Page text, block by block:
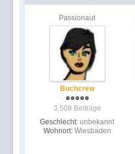
Passionaut
Buchcrew
3.508 Beiträge
Geschlecht: unbekannt
Wohnort: Wiesbaden